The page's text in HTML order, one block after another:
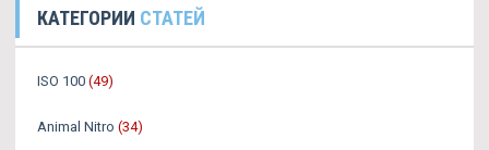
КАТЕГОРИИ СТАТЕЙ
ISO 100 (49)
Animal Nitro (34)